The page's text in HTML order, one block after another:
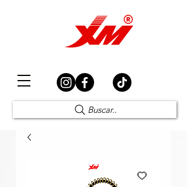
Buscar..